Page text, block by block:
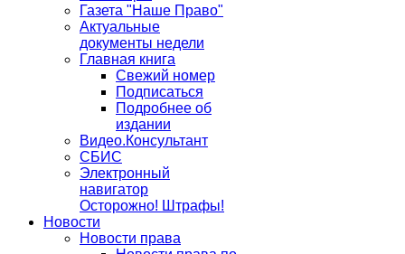
Газета "Наше Право"
Актуальные
документы недели
Главная книга
Свежий номер
Подписаться
Подробнее об
издании
Видео.Консультант
СБИС
Электронный
навигатор
Осторожно! Штрафы!
Новости
Новости права